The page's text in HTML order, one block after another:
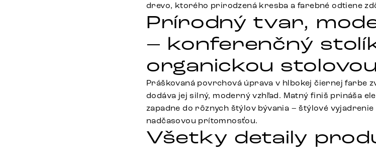
drevo, ktorého prirodzená kresba a farebné odtiene
Prírodný tvar,
– konferenčný
organickou
Práškovaná povrchová úprava v hlbokej čiernej farbe
dodáva jej silný, moderný vzhľad. Matný finiš prináša
zapadne do rôznych štýlov bývania – štýlové
nadčasovou prítomnosťou.
Všetky detaily